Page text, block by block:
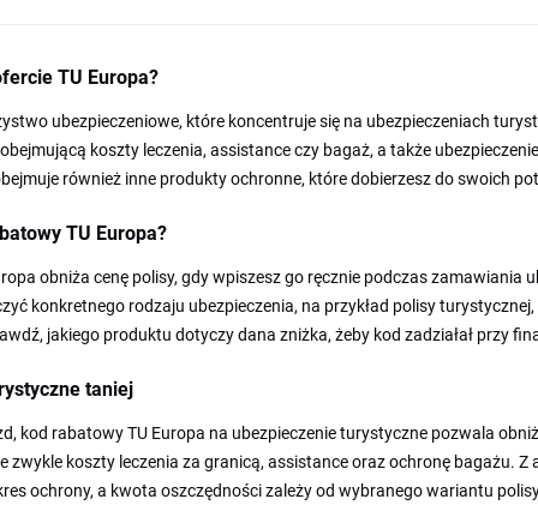
TU Europa?
ubezpieczeniowe, które koncentruje się na ubezpieczeniach
koszty leczenia, assistance czy bagaż, a także
również inne produkty ochronne, które dobierzesz do swoich
TU Europa?
obniża cenę polisy, gdy wpiszesz go ręcznie podczas zamawiania
konkretnego rodzaju ubezpieczenia, na przykład polisy
jakiego produktu dotyczy dana zniżka, żeby kod zadziałał przy
taniej
kod rabatowy TU Europa na ubezpieczenie turystyczne pozwala
zwykle koszty leczenia za granicą, assistance oraz ochronę bagażu.
ochrony, a kwota oszczędności zależy od wybranego wariantu